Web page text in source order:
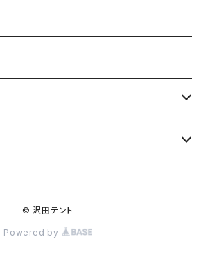
© 沢田テント
Powered by